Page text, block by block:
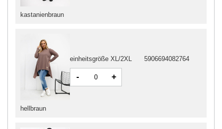
kastanienbraun
hellbraun
einheitsgröße XL/2XL 5906694082764
- +